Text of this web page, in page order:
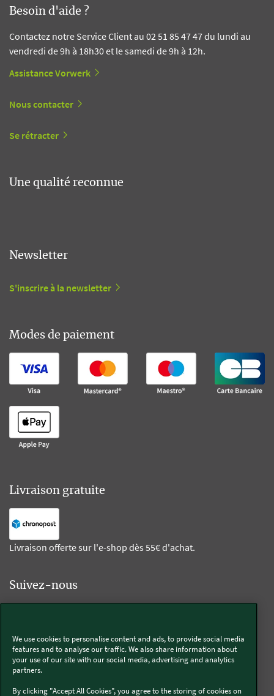
Besoin d'aide ?
Contactez notre Service Client au 02 51 85 47 47 du lundi au
vendredi de 9h à 18h30 et le samedi de 9h à 12h.
Assistance Vorwerk
Nous contacter
Se rétracter
Une qualité reconnue
Newsletter
S'inscrire à la newsletter
Modes de paiement
Livraison gratuite
Livraison offerte sur l'e-shop dès 55€ d'achat.
Suivez-nous
Thermomix®
We use cookies to personalise content and ads, to provide social media
features and to analyse our traffic. We also share information about
your use of our site with our social media, advertising and analytics
partners.
By clicking "Accept All Cookies", you agree to the storing of cookies on